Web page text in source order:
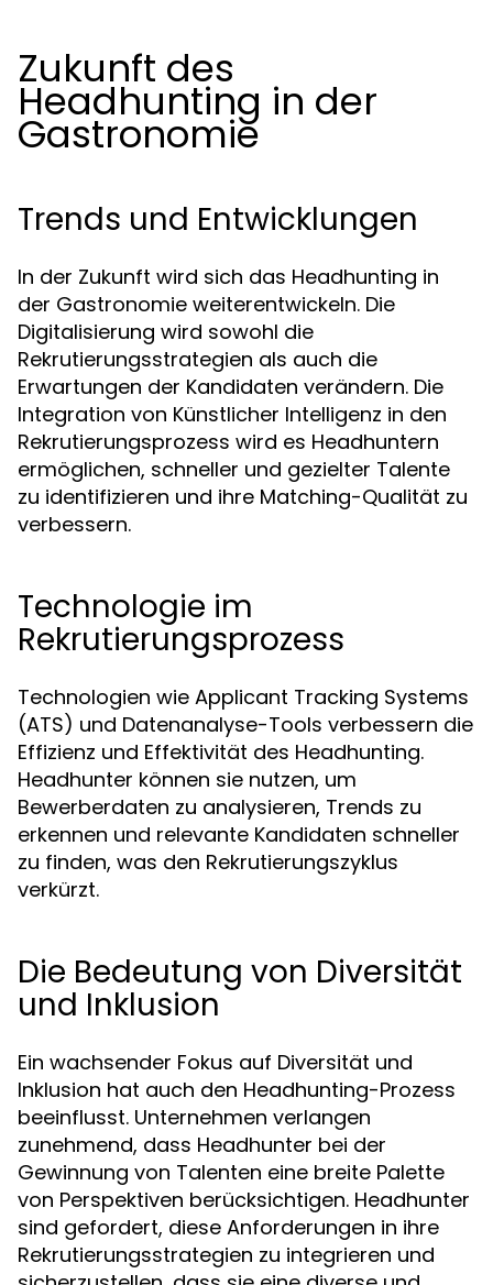
Zukunft des
Headhunting in der
Gastronomie
Trends und Entwicklungen
In der Zukunft wird sich das Headhunting in
der Gastronomie weiterentwickeln. Die
Digitalisierung wird sowohl die
Rekrutierungsstrategien als auch die
Erwartungen der Kandidaten verändern. Die
Integration von Künstlicher Intelligenz in den
Rekrutierungsprozess wird es Headhuntern
ermöglichen, schneller und gezielter Talente
zu identifizieren und ihre Matching-Qualität zu
verbessern.
Technologie im
Rekrutierungsprozess
Technologien wie Applicant Tracking Systems
(ATS) und Datenanalyse-Tools verbessern die
Effizienz und Effektivität des Headhunting.
Headhunter können sie nutzen, um
Bewerberdaten zu analysieren, Trends zu
erkennen und relevante Kandidaten schneller
zu finden, was den Rekrutierungszyklus
verkürzt.
Die Bedeutung von Diversität
und Inklusion
Ein wachsender Fokus auf Diversität und
Inklusion hat auch den Headhunting-Prozess
beeinflusst. Unternehmen verlangen
zunehmend, dass Headhunter bei der
Gewinnung von Talenten eine breite Palette
von Perspektiven berücksichtigen. Headhunter
sind gefordert, diese Anforderungen in ihre
Rekrutierungsstrategien zu integrieren und